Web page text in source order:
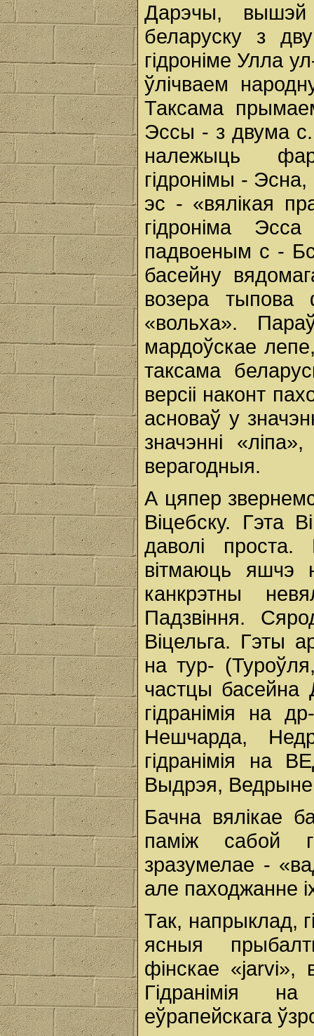
Дарэчы, вышэй
беларуску з
гідроніме Улла
ўлічваем
Таксама
Эссы - з двума
належыць
гідронімы -
эс - «вялікая
гідроніма
падвоеным с -
басейну
возера тыпова
«вольха».
мардоўскае
таксама
версіі наконт
асноваў у
значэнні
верагодныя.
А цяпер
Віцебску. Гэта
даволі
вітмаюць яшчэ
канкрэтны
Падзвіння.
Віцельга. Гэты
на тур-
частцы басейна
гідранімія на
Нешчарда,
гідранімія на
Выдрэя,
Бачна вялікае
паміж сабой
зразумелае -
але паходжанне
Так, напрыклад,
ясныя
фінскае «jarvi»,
Гідранімія
еўрапейскага